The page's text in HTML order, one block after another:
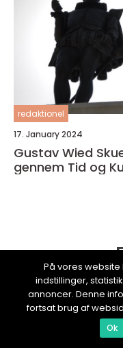
redaktionel
17. January 2024
Gustav Wied
gennem Tid og
På vores
indstillinger,
annoncer. Denne
fortsat brug af
Ok